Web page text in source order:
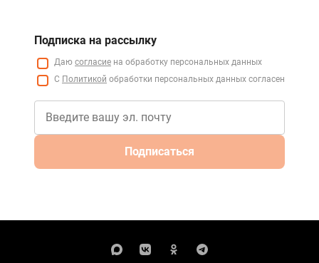
Подписка на рассылку
Даю согласие на обработку персональных данных
С Политикой обработки персональных данных согласен
Подписаться